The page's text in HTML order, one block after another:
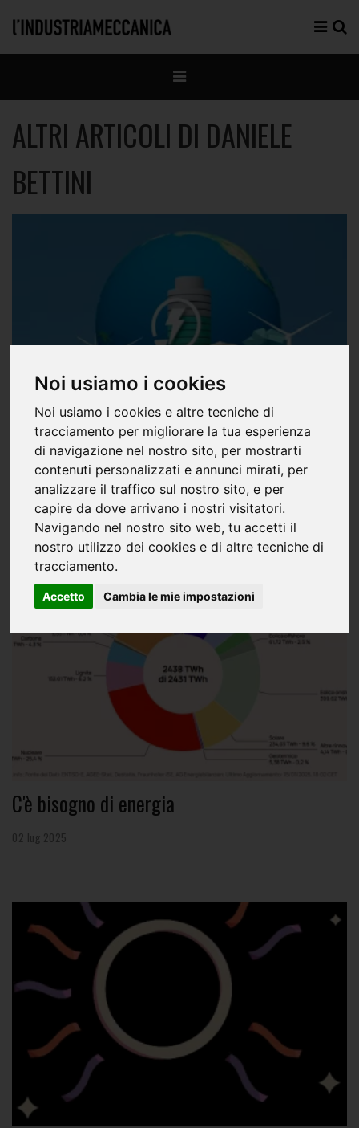
Noi usiamo i cookies
Noi usiamo i cookies e altre tecniche di
tracciamento per migliorare la tua esperienza
di navigazione nel nostro sito, per mostrarti
contenuti personalizzati e annunci mirati, per
analizzare il traffico sul nostro sito, e per
capire da dove arrivano i nostri visitatori.
Navigando nel nostro sito web, tu accetti il
nostro utilizzo dei cookies e di altre tecniche di
tracciamento.
Accetto Cambia le mie impostazioni
ALTRI ARTICOLI DI DANIELE
BETTINI
le idee fanno l'industria
10 dic 2025
C'è bisogno di energia
02 lug 2025